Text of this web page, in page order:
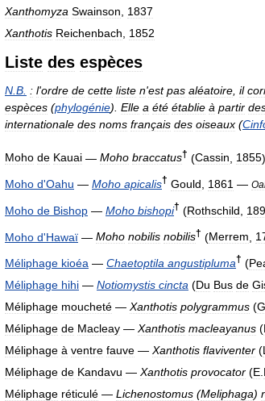
Xanthomyza Swainson
1837
Xanthotis Reichenbach 1852
Liste des espèces
N B : l'ordre de cette liste n'est pas aléatoire il
espèces (phylogénie). Elle a été établie à partir
internationale des noms français des oiseaux (
Moho de Kauai — Moho braccatus† (Cassin 1855
Moho d'Oahu — Moho apicalis† Gould 1861 —
Moho de Bishop — Moho bishopi† (Rothschild
Moho d'Hawaï — Moho nobilis nobilis† (Merrem
Méliphage kioéa — Chaetoptila angustipluma† (
Méliphage hihi — Notiomystis cincta (Du Bus de
Méliphage moucheté — Xanthotis polygrammus (G
Méliphage de Macleay — Xanthotis macleayanus (
Méliphage à ventre fauve — Xanthotis flaviventer (
Méliphage de Kandavu — Xanthotis provocator (E L
Méliphage réticulé — Lichenostomus (Meliphaga)